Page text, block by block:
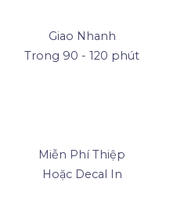
Giao Nhanh
Trong 90 - 120 phút
Miễn Phí Thiệp
Hoặc Decal In